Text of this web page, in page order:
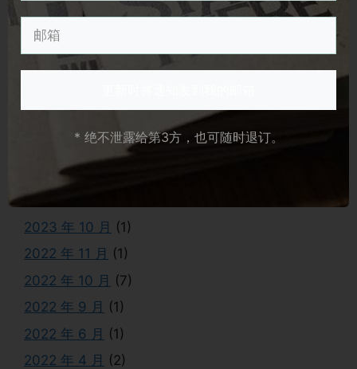
2024 年 10 月(1)
2024 年 9 月
2024 年 8 月(1)
2024 年 4 月 (4)
2023 年 12 月
2023 年 11 月
2023 年 10 月 (1)
2022 年 11 月 (1)
2022 年 10 月 (7)
2022 年 9 月 (1)
2022 年 6 月 (1)
2022 年 4 月 (2)
* 绝不泄露给第3方，也可随时退订。